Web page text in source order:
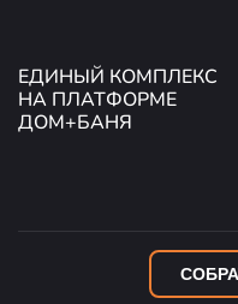
ЕДИНЫЙ КОМПЛЕКС
НА ПЛАТФОРМЕ
ДОМ+БАНЯ